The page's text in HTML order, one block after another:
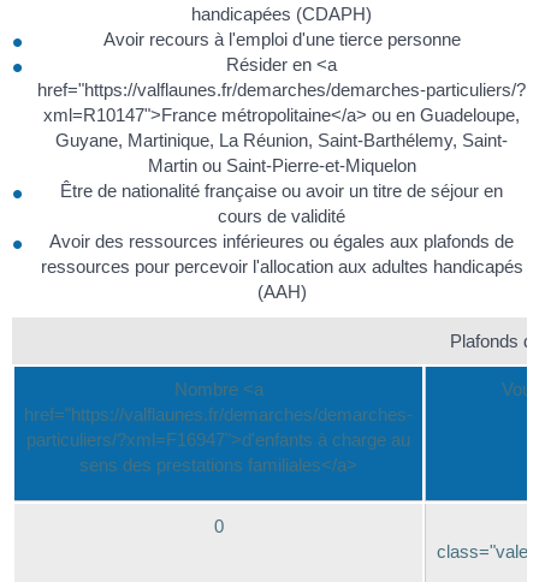
handicapées (CDAPH)
Avoir recours à l'emploi d'une tierce personne
Résider en <a
href="https://valflaunes.fr/demarches/demarches-particuliers/?
xml=R10147">France métropolitaine</a> ou en Guadeloupe,
Guyane, Martinique, La Réunion, Saint-Barthélemy, Saint-
Martin ou Saint-Pierre-et-Miquelon
Être de nationalité française ou avoir un titre de séjour en
cours de validité
Avoir des ressources inférieures ou égales aux plafonds de
ressources pour percevoir l'allocation aux adultes handicapés
(AAH)
Plafonds
Nombre <a
href="https://valflaunes.fr/demarches/demarches-
particuliers/?xml=F16947">d'enfants à charge au
sens des prestations familiales</a>
0